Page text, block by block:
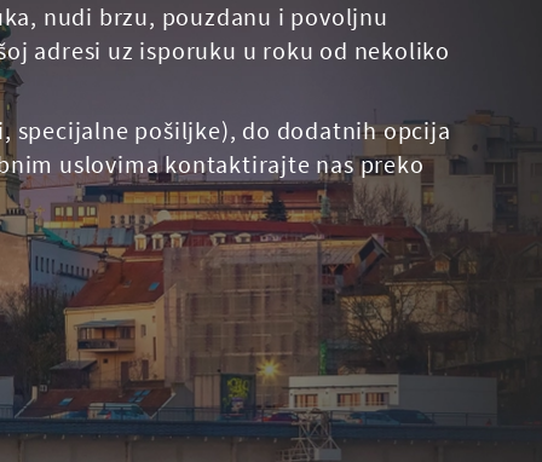
nudi brzu, pouzdanu i povoljnu
adresi uz isporuku u roku od nekoliko
specijalne pošiljke), do dodatnih opcija
uslovima kontaktirajte nas preko